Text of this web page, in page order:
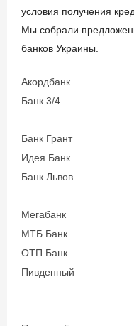
условия получения
Мы собрали
банков Украины.
Акордбанк
Банк 3/4
Банк Грант
Идея Банк
Банк Львов
Мегабанк
МТБ Банк
ОТП Банк
Пивденный